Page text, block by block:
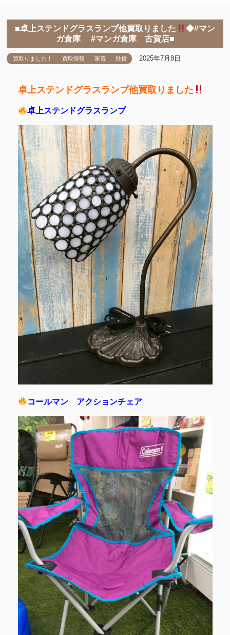
■卓上ステンドグラスランプ他買取りました
◆#マン
ガ倉庫 #マンガ倉庫 古賀店■
買取りました！ 買取情報 家電 雑貨 2025年7月8日
卓上ステンドグラスランプ他買取りました
卓上ステンドグラスランプ
コールマン アクションチェア